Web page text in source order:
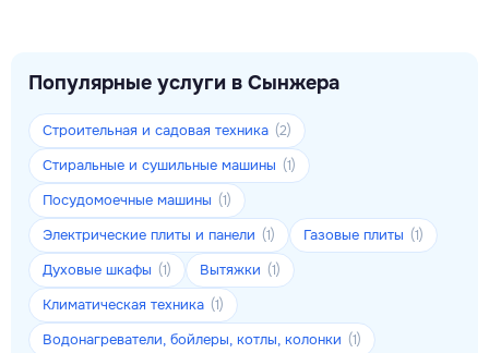
Популярные услуги в Сынжера
Строительная и садовая техника (2)
Стиральные и сушильные машины (1)
Посудомоечные машины (1)
Электрические плиты и панели (1) Газовые плиты (1)
Духовые шкафы (1) Вытяжки (1)
Климатическая техника (1)
Водонагреватели, бойлеры, котлы, колонки (1)